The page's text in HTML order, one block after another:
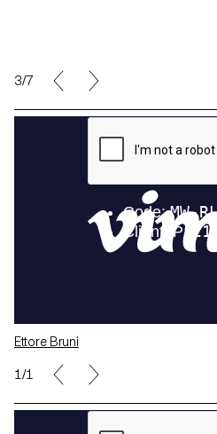
4/7
Ettore Bruni
1/1